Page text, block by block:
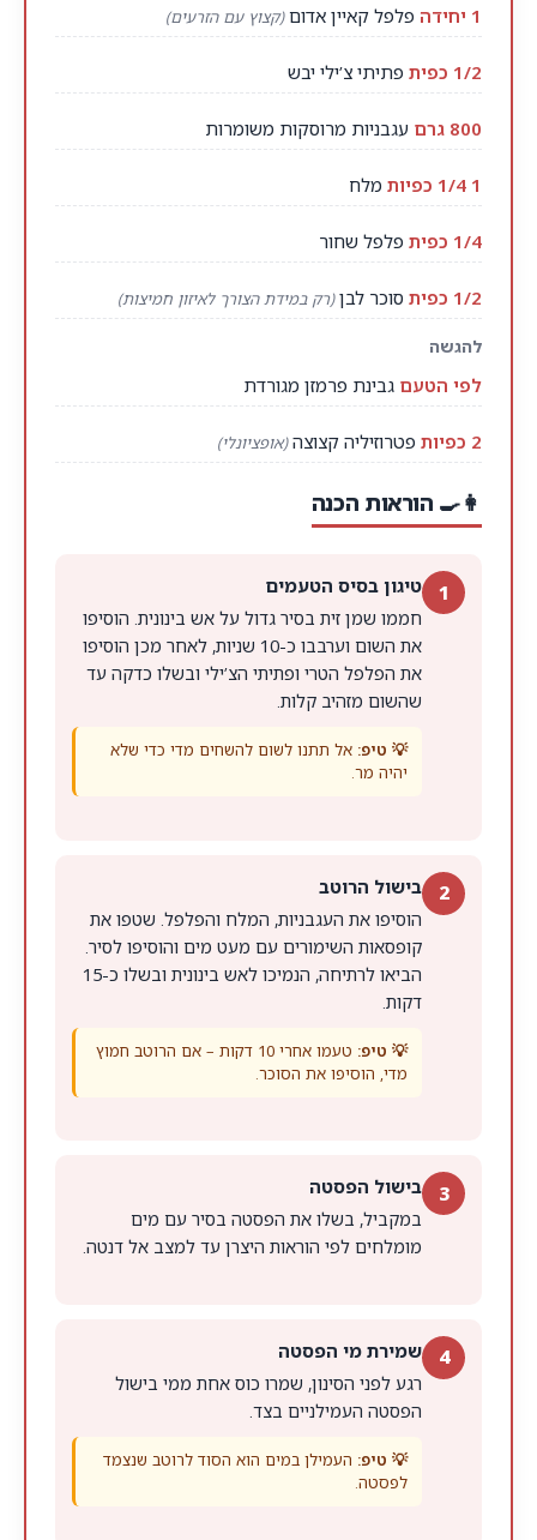
1 יחידה פלפל קאיין אדום(קצוץ עם הזרעים)
1/2 כפית פתיתי צ’ילי יבש
800 גרם עגבניות מרוסקות משומרות
1 1/4 כפיות מלח
1/4 כפית פלפל שחור
1/2 כפית סוכר לבן(רק במידת הצורך לאיזון חמיצות)
להגשה
לפי הטעם גבינת פרמזן מגורדת
2 כפיות פטרוזיליה קצוצה(אופציונלי)
👩‍🍳 הוראות הכנה
1 טיגון בסיס הטעמים
חממו שמן זית בסיר גדול על אש בינונית. הוסיפו
את השום וערבבו כ-10 שניות, לאחר מכן הוסיפו
את הפלפל הטרי ופתיתי הצ’ילי ובשלו כדקה עד
שהשום מזהיב קלות.
💡 טיפ: אל תתנו לשום להשחים מדי כדי שלא
יהיה מר.
2 בישול הרוטב
הוסיפו את העגבניות, המלח והפלפל. שטפו את
קופסאות השימורים עם מעט מים והוסיפו לסיר.
הביאו לרתיחה, הנמיכו לאש בינונית ובשלו כ-15
דקות.
💡 טיפ:
טעמו אחרי 10 דקות – אם הרוטב חמוץ
מדי, הוסיפו את הסוכר.
3 בישול הפסטה
במקביל, בשלו את הפסטה בסיר עם מים
מומלחים לפי הוראות היצרן עד למצב אל דנטה.
4 שמירת מי הפסטה
רגע לפני הסינון, שמרו כוס אחת ממי בישול
הפסטה העמילניים בצד.
💡 טיפ: העמילן במים הוא הסוד לרוטב שנצמד
לפסטה.